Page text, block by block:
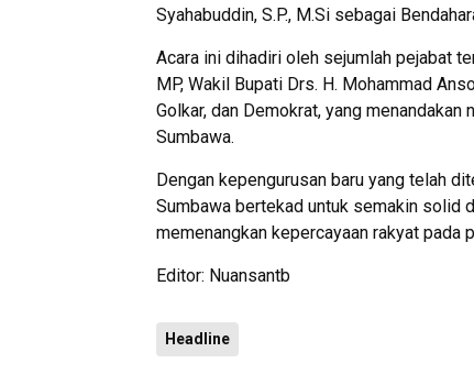
Syahabuddin, S.P., M.Si sebagai
Acara ini dihadiri oleh sejumlah pejabat
MP, Wakil Bupati Drs. H. Mohammad
Golkar, dan Demokrat, yang
Sumbawa.
Dengan kepengurusan baru yang telah
Sumbawa bertekad untuk semakin solid
memenangkan kepercayaan rakyat pada
Editor: Nuansantb
Headline